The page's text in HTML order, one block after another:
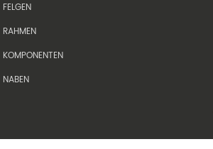
FELGEN
RAHMEN
KOMPONENTEN
NABEN